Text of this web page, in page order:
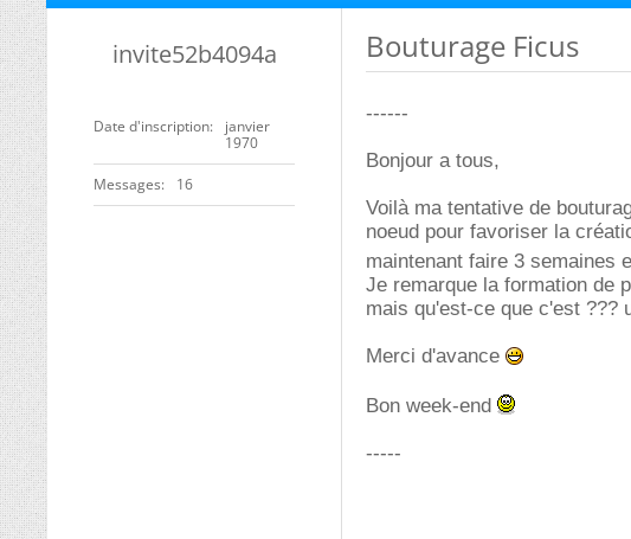
invite52b4094a
Date d'inscription
janvier
1970
Messages 16
Bouturage Ficus
------
Bonjour a tous,
Voilà ma tentative de
noeud pour favoriser la
maintenant faire 3 semaines
Je remarque la formation de
mais qu'est-ce que c'est ???
Merci d'avance
Bon week-end
-----